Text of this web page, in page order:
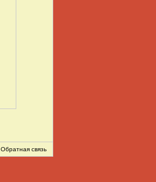
Обратная связь